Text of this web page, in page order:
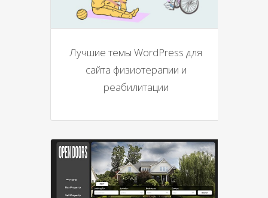
Лучшие темы WordPress для
сайта физиотерапии и
реабилитации